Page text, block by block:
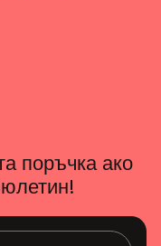
поръчка ако